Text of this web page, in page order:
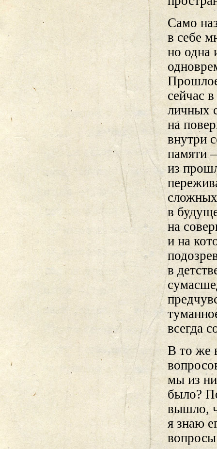
Само
в себе
но одна
сейчас
личных
на
внутри
памяти
из
в
на
и на
в
всегда
В то же
мы из
было?
вышло,
я знаю